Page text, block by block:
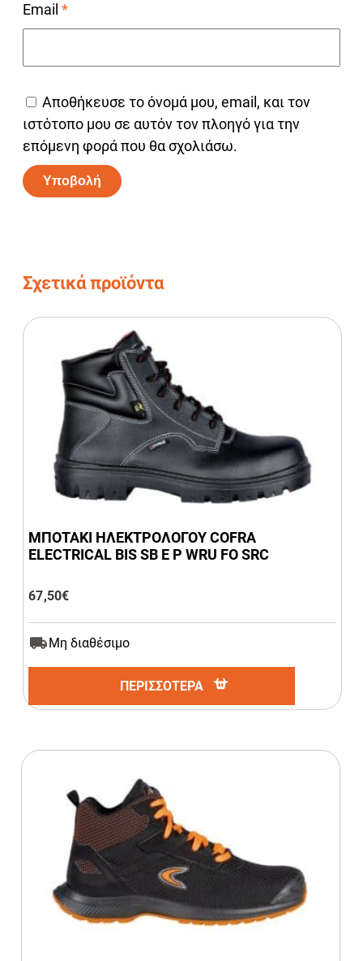
Email *
Αποθήκευσε το όνομά μου, email, και τον
ιστότοπο μου σε αυτόν τον πλοηγό για την
επόμενη φορά που θα σχολιάσω.
Σχετικά προϊόντα
ΜΠΟΤΑΚΙ ΗΛΕΚΤΡΟΛΟΓΟΥ COFRA
ELECTRICAL BIS SB E P WRU FO SRC
67,50€
Μη διαθέσιμο
ΠΕΡΙΣΣΟΤΕΡΑ